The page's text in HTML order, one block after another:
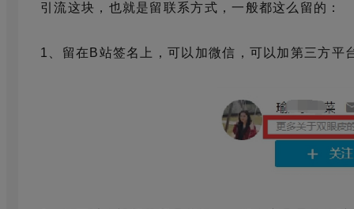
引流这块，也就是留联系方式，一般都这么留的：
1、留在B站签名上，可以加微信，可以加第三方平